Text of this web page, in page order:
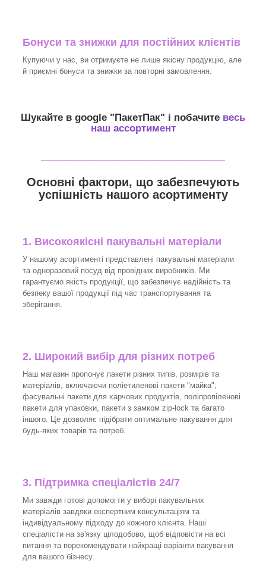
Бонуси та знижки для постійних клієнтів
Купуючи у нас, ви отримуєте не лише якісну продукцію, але
й приємні бонуси та знижки за повторні замовлення.
Шукайте в google "ПакетПак" і побачите весь
наш ассортимент
Основні фактори, що забезпечують
успішність нашого асортименту
1. Високоякісні пакувальні матеріали
У нашому асортименті представлені пакувальні матеріали
та одноразовий посуд від провідних виробників. Ми
гарантуємо якість продукції, що забезпечує надійність та
безпеку вашої продукції під час транспортування та
зберігання.
2. Широкий вибір для різних потреб
Наш магазин пропонує пакети різних типів, розмірів та
матеріалів, включаючи поліетиленові пакети "майка",
фасувальні пакети для харчових продуктів, поліпропіленові
пакети для упаковки, пакети з замком zip-lock та багато
іншого. Це дозволяє підібрати оптимальне пакування для
будь-яких товарів та потреб.
3. Підтримка спеціалістів 24/7
Ми завжди готові допомогти у виборі пакувальних
матеріалів завдяки експертним консультаціям та
індивідуальному підходу до кожного клієнта. Наші
спеціалісти на зв'язку цілодобово, щоб відповісти на всі
питання та порекомендувати найкращі варіанти пакування
для вашого бізнесу.